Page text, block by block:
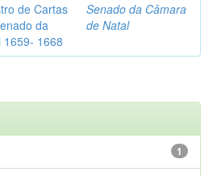
de Cartas
da
1659- 1668
Senado da Câmara
de Natal
1